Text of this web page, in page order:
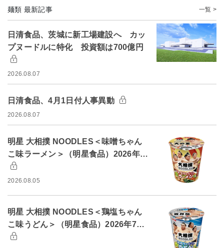
麺類 最新記事 一覧 >
日清食品、茨城に新工場建設へ カッ
プヌードルに特化 投資額は700億円
2026.08.07
日清食品、4月1日付人事異動
2026.08.07
明星 大相撲 NOODLES＜味噌ちゃん
こ味ラーメン＞（明星食品）2026年…
2026.08.05
明星 大相撲 NOODLES＜鶏塩ちゃん
こ味うどん＞（明星食品）2026年7…